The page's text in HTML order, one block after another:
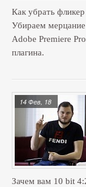
Как убрать фликер
Убираем
Adobe Premiere
плагина.
Зачем вам 10 bit
14 Фев, 18